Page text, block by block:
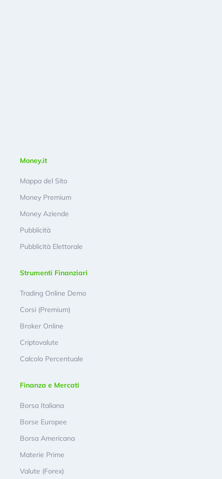
Money.it
Mappa del Sito
Money Premium
Money Aziende
Pubblicità
Pubblicità Elettorale
Strumenti Finanziari
Trading Online Demo
Corsi (Premium)
Broker Online
Criptovalute
Calcolo Percentuale
Finanza e Mercati
Borsa Italiana
Borse Europee
Borsa Americana
Materie Prime
Valute (Forex)